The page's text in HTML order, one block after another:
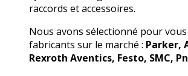
raccords et accessoires.
Nous avons sélectionné pour
fabricants sur le marché : Parker,
Rexroth Aventics, Festo, SMC,